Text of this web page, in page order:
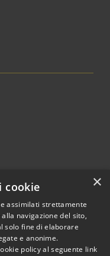
© 2026 • Comune di
×
cookie
assimilati strettamente
navigazione del sito,
solo fine di elaborare
e anonime.
policy al seguente link